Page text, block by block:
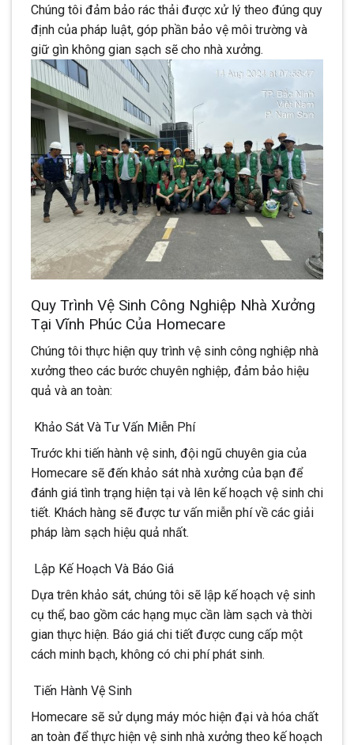
Chúng tôi đảm bảo rác thải được xử lý theo đúng quy
định của pháp luật, góp phần bảo vệ môi trường và
giữ gìn không gian sạch sẽ cho nhà xưởng.
Quy Trình Vệ Sinh Công Nghiệp Nhà Xưởng
Tại Vĩnh Phúc Của Homecare
Chúng tôi thực hiện quy trình vệ sinh công nghiệp nhà
xưởng theo các bước chuyên nghiệp, đảm bảo hiệu
quả và an toàn:
Khảo Sát Và Tư Vấn Miễn Phí
Trước khi tiến hành vệ sinh, đội ngũ chuyên gia của
Homecare sẽ đến khảo sát nhà xưởng của bạn để
đánh giá tình trạng hiện tại và lên kế hoạch vệ sinh chi
tiết. Khách hàng sẽ được tư vấn miễn phí về các giải
pháp làm sạch hiệu quả nhất.
Lập Kế Hoạch Và Báo Giá
Dựa trên khảo sát, chúng tôi sẽ lập kế hoạch vệ sinh
cụ thể, bao gồm các hạng mục cần làm sạch và thời
gian thực hiện. Báo giá chi tiết được cung cấp một
cách minh bạch, không có chi phí phát sinh.
Tiến Hành Vệ Sinh
Homecare sẽ sử dụng máy móc hiện đại và hóa chất
an toàn để thực hiện vệ sinh nhà xưởng theo kế hoạch